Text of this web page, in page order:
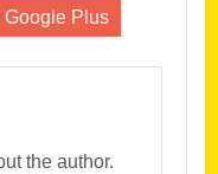
Google Plus
the author.